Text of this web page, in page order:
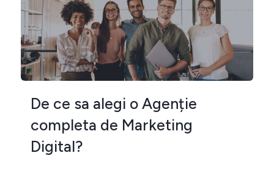
De ce sa alegi o Agenție
completa de Marketing
Digital?